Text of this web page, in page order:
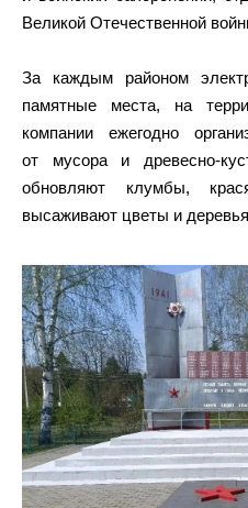
Великой Отечественной
За каждым районом
памятные места, на
компании ежегодно
от мусора и
обновляют клумбы,
высаживают цветы и